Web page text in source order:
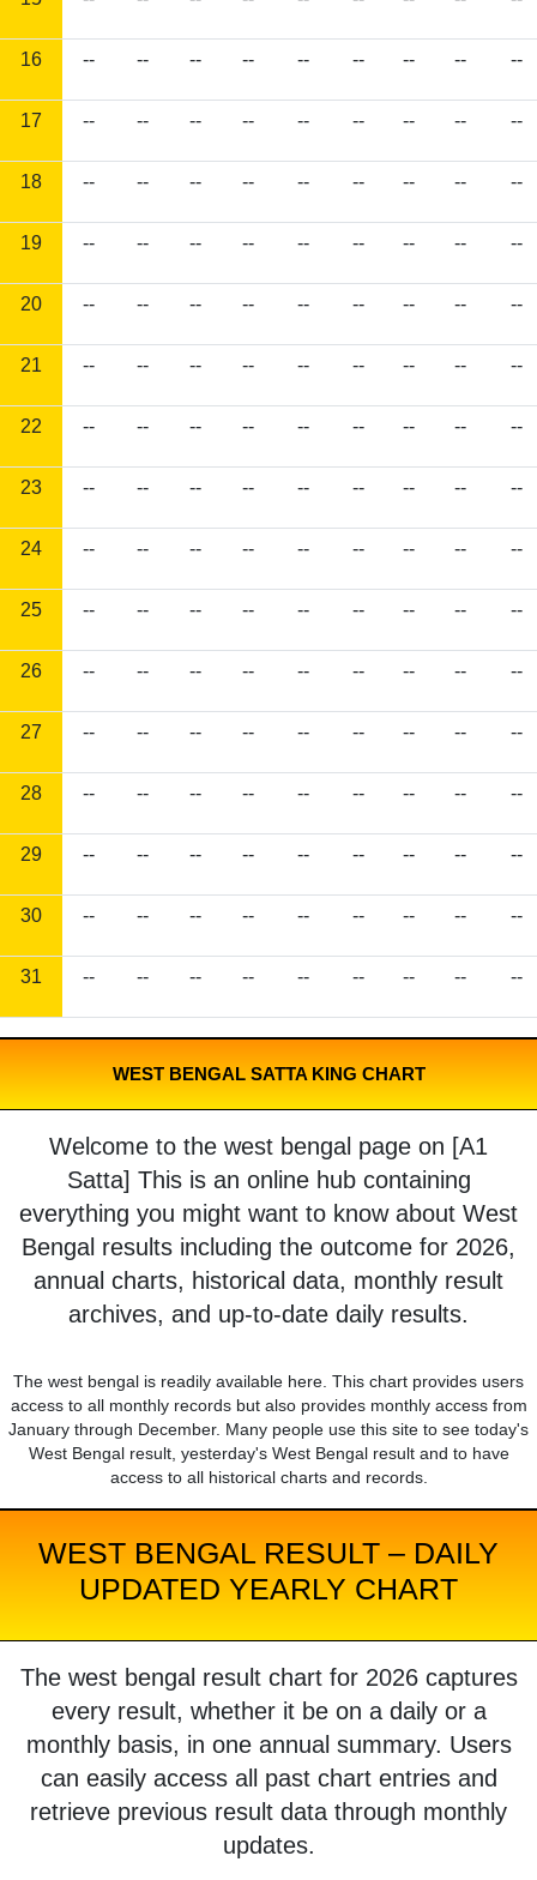
16 -- -- -- -- -- -- -- -- --
17 -- -- -- -- -- -- -- -- --
18 -- -- -- -- -- -- -- -- --
19 -- -- -- -- -- -- -- -- --
20 -- -- -- -- -- -- -- -- --
21 -- -- -- -- -- -- -- -- --
22 -- -- -- -- -- -- -- -- --
23 -- -- -- -- -- -- -- -- --
24 -- -- -- -- -- -- -- -- --
25 -- -- -- -- -- -- -- -- --
26 -- -- -- -- -- -- -- -- --
27 -- -- -- -- -- -- -- -- --
28 -- -- -- -- -- -- -- -- --
29 -- -- -- -- -- -- -- -- --
30 -- -- -- -- -- -- -- -- --
31 -- -- -- -- -- -- -- -- --
WEST BENGAL SATTA KING CHART
Welcome to the west bengal page on [A1
Satta] This is an online hub containing
everything you might want to know about West
Bengal results including the outcome for 2026,
annual charts, historical data, monthly result
archives, and up-to-date daily results.
The west bengal is readily available here. This chart provides users
access to all monthly records but also provides monthly access from
January through December. Many people use this site to see today's
West Bengal result, yesterday's West Bengal result and to have
access to all historical charts and records.
WEST BENGAL RESULT – DAILY
UPDATED YEARLY CHART
The west bengal result chart for 2026 captures
every result, whether it be on a daily or a
monthly basis, in one annual summary. Users
can easily access all past chart entries and
retrieve previous result data through monthly
updates.